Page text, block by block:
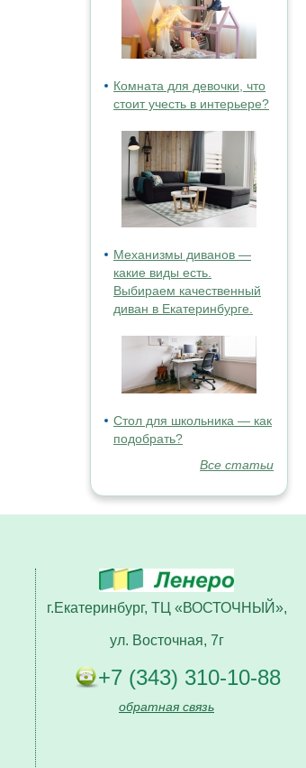
Комната для девочки, что
стоит учесть в интерьере?
Механизмы диванов —
какие виды есть.
Выбираем качественный
диван в Екатеринбурге.
Стол для школьника — как
подобрать?
Все статьи
г.Екатеринбург, ТЦ «ВОСТОЧНЫЙ»,
ул. Восточная, 7г
+7 (343) 310-10-88
обратная связь